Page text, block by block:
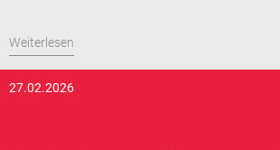
Weiterlesen
27.02.2026